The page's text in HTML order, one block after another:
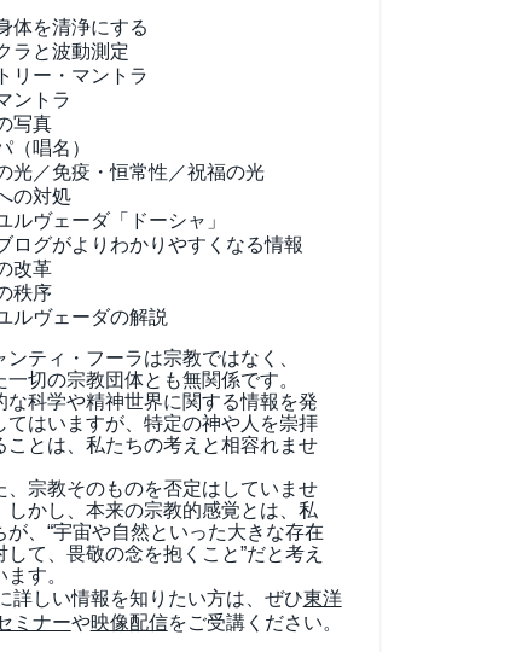
体を清浄にする
ラと波動測定
リー・マントラ
ントラ
写真
（唱名）
光／免疫・恒常性／祝福の光
の対処
ルヴェーダ「ドーシャ」
ログがよりわかりやすくなる情報
改革
秩序
ルヴェーダの解説
ンティ・フーラは宗教ではなく、
一切の宗教団体とも無関係です。
な科学や精神世界に関する情報を発
てはいますが、特定の神や人を崇拝
ことは、私たちの考えと相容れませ
、宗教そのものを否定はしていませ
しかし、本来の宗教的感覚とは、私
が、“宇宙や自然といった大きな存在
して、畏敬の念を抱くこと”だと考え
ます。
詳しい情報を知りたい方は、ぜひ東洋
ミナーや映像配信をご受講ください。